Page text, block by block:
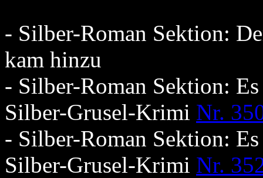
- Silber-Roman Sektion:
kam hinzu
- Silber-Roman Sektion:
Silber-Grusel-Krimi Nr.
- Silber-Roman Sektion:
Silber-Grusel-Krimi Nr.